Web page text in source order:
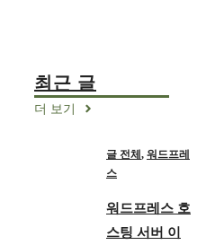
최근 글
더 보기
글 전체, 워드프레
스
워드프레스 호
스팅 서버 이